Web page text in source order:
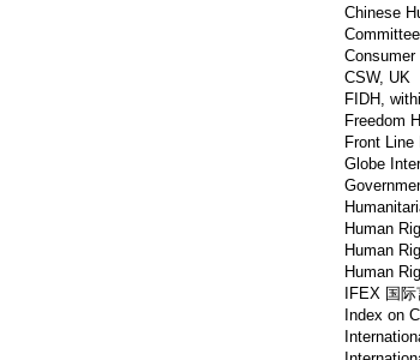
Chinese
Consumer
CSW, UK
FIDH,
Freedom
Front
Globe
Human
Human
Human
IFEX 国
Index on